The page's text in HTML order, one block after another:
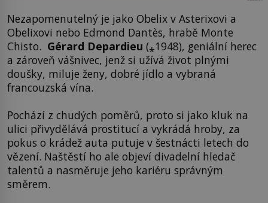
Nezapomenutelný je jako Obelix v Asterixovi a
Obelixovi nebo Edmond Dantès, hrabě Monte
Chisto. Gérard Depardieu (⁎1948), geniální herec
a zároveň vášnivec, jenž si užívá život plnými
doušky, miluje ženy, dobré jídlo a vybraná
francouzská vína.
Pochází z chudých poměrů, proto si jako kluk na
ulici přivydělává prostitucí a vykrádá hroby, za
pokus o krádež auta putuje v šestnácti letech do
vězení. Naštěstí ho ale objeví divadelní hledač
talentů a nasměruje jeho kariéru správným
směrem.